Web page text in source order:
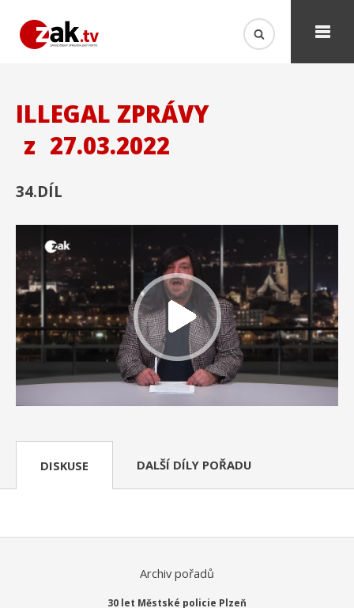
ILLEGAL ZPRÁVY
z 27.03.2022
34.DÍL
DISKUSE DALŠÍ DÍLY POŘADU
Archiv pořadů
30 let Městské policie Plzeň